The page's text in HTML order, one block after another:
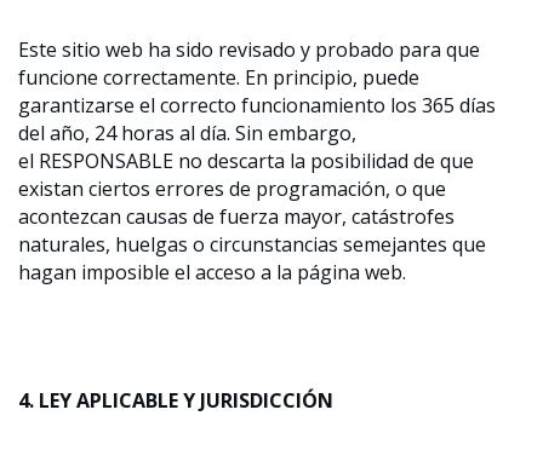
Este sitio web ha sido revisado y probado para que
funcione correctamente. En principio, puede
garantizarse el correcto funcionamiento los 365 días
del año, 24 horas al día. Sin embargo,
el RESPONSABLE no descarta la posibilidad de que
existan ciertos errores de programación, o que
acontezcan causas de fuerza mayor, catástrofes
naturales, huelgas o circunstancias semejantes que
hagan imposible el acceso a la página web.
4. LEY APLICABLE Y JURISDICCIÓN